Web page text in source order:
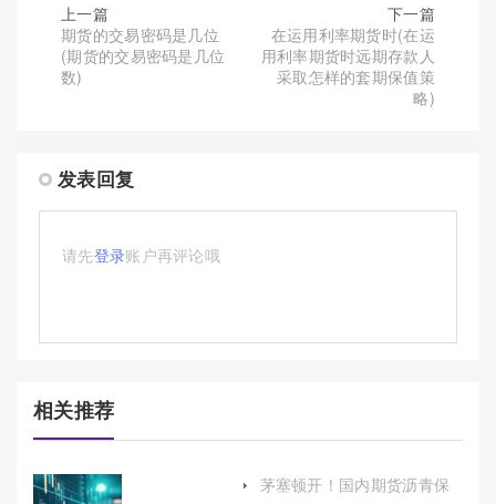
上一篇
期货的交易密码是几位
(期货的交易密码是几位
数)
下一篇
在运用利率期货时(在运
用利率期货时远期存款人
采取怎样的套期保值策
略)
发表回复
请先登录账户再评论哦
相关推荐
茅塞顿开！国内期货沥青保